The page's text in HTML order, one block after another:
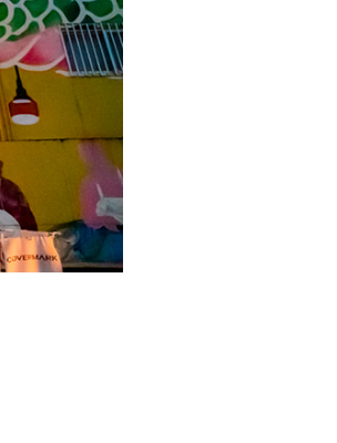
2/22］銀天街旧車まつり
＠沖縄市コザ銀天街本町
り
2/22(日)は、沖縄市コザ銀天街に昭
和のレトロカーやバイクが大集合！
詳細を見る